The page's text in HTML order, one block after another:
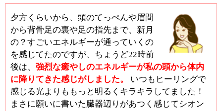
夕方くらいから、頭のてっぺんや眉間
から背骨足の裏や足の指先まで、新月
の？すごいエネルギーが通っていくの
を感じてたのですが、ちょうど22時前
後は、強烈な癒やしのエネルギーが私の頭から体内
に降りてきた感じがしました。
いつもヒーリングで
感じる光よりももっと明るくキラキラしてました！
まさに願いに書いた臓器辺りがあつく感じてシオン